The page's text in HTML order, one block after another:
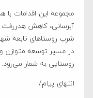
مجموعه این اقدامات
آبرسانی، کاهش هدررفت
شرب روستاهای تابعه
در مسیر توسعه متوازن
روستایی به شمار می‌رود.
انتهای پیام/